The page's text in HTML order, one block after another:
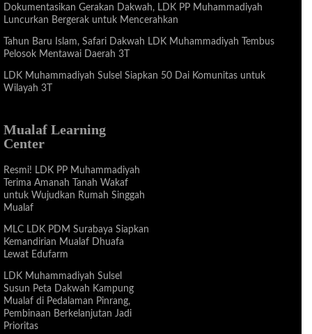
Dokumentasikan Gerakan Dakwah, LDK PP Muhammadiyah
Luncurkan Bergerak untuk Mencerahkan
Tahun Baru Islam, Safari Dakwah LDK Muhammadiyah Tembus
Pelosok Mentawai Daerah 3T
LDK Muhammadiyah Sulsel Siapkan 50 Dai Komunitas untuk
Wilayah 3T
Mualaf Learning
Center
Resmi! LDK PP Muhammadiyah
Terima Amanah Tanah Wakaf
untuk Wujudkan Rumah Singgah
Mualaf
MLC LDK PDM Surabaya Siapkan
Kemandirian Mualaf Dhuafa
Lewat Edufarm
LDK Muhammadiyah Sulsel
Susun Peta Dakwah Kampung
Mualaf di Pedalaman Pinrang,
Pembinaan Berkelanjutan Jadi
Prioritas